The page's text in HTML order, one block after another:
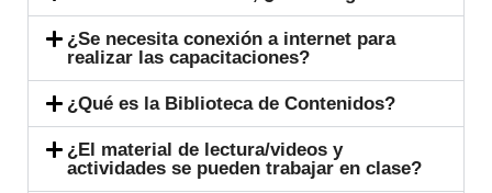
¿Se necesita conexión a internet para
realizar las capacitaciones?
¿Qué es la Biblioteca de Contenidos?
¿El material de lectura/videos y
actividades se pueden trabajar en clase?